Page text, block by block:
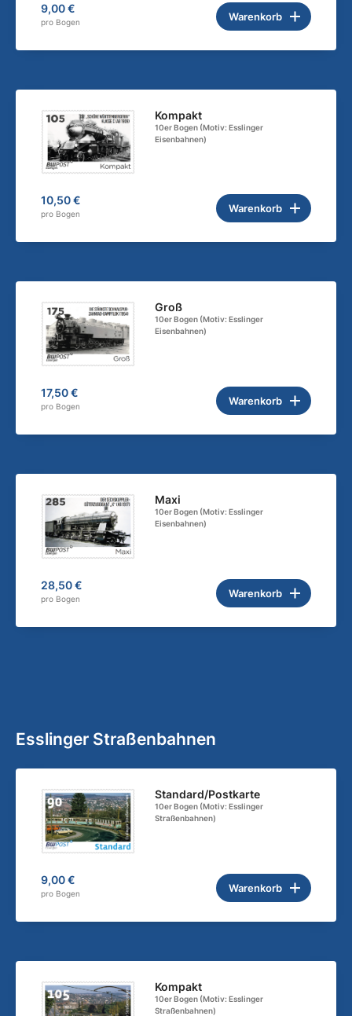
9,00 €
pro Bogen Warenkorb
Kompakt
10er Bogen (Motiv: Esslinger
Eisenbahnen)
10,50 €
pro Bogen Warenkorb
Groß
10er Bogen (Motiv: Esslinger
Eisenbahnen)
17,50 €
pro Bogen Warenkorb
Maxi
10er Bogen (Motiv: Esslinger
Eisenbahnen)
28,50 €
pro Bogen Warenkorb
Esslinger Straßenbahnen
Standard/Postkarte
10er Bogen (Motiv: Esslinger
Straßenbahnen)
9,00 €
pro Bogen Warenkorb
Kompakt
10er Bogen (Motiv: Esslinger
Straßenbahnen)